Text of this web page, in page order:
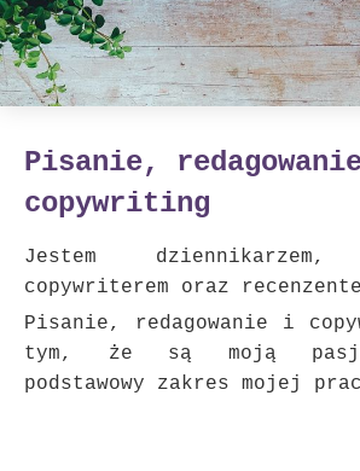
Pisanie,
copywriting
Jestem dziennikarzem,
copywriterem oraz
Pisanie, redagowanie i
tym, że są moją
podstawowy zakres mojej